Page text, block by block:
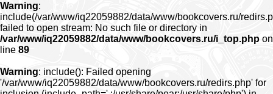
Warning:
include(/var/www/iq22059882/data/www/bookcovers.ru/
failed to open stream: No such file or directory in
/var/www/iq22059882/data/www/bookcovers.ru/i_top.php on
line 89
Warning: include(): Failed opening
'/var/www/iq22059882/data/www/bookcovers.ru/redirs.php' for